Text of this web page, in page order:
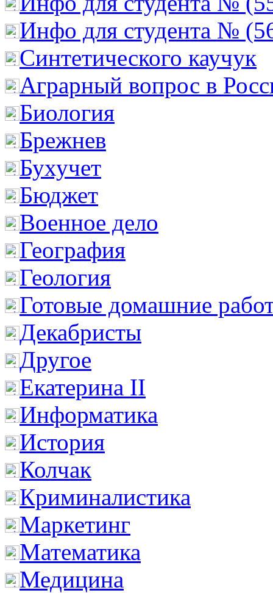
Инфо для студента №
Cинтетического каучук
Аграрный вопрос в
Биология
Брежнев
Бухучет
Бюджет
Военное дело
География
Геология
Готовые домашние
Декабристы
Другое
Екатерина II
Информатика
История
Колчак
Криминалистика
Маркетинг
Математика
Медицина